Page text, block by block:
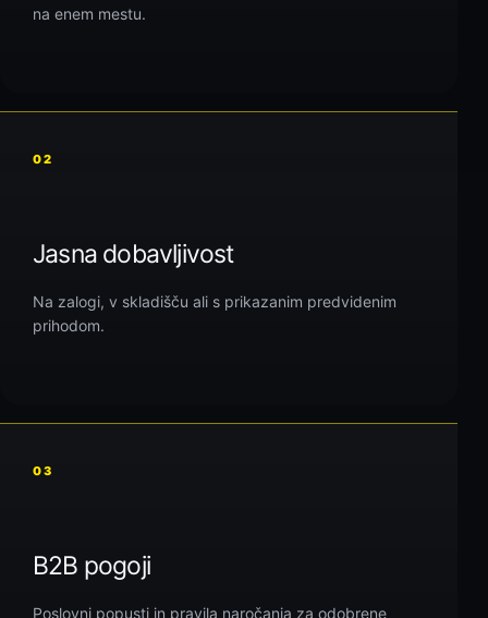
na enem mestu.
02
Jasna dobavljivost
Na zalogi, v skladišču ali s prikazanim predvidenim
prihodom.
03
B2B pogoji
Poslovni popusti in pravila naročanja za odobrene